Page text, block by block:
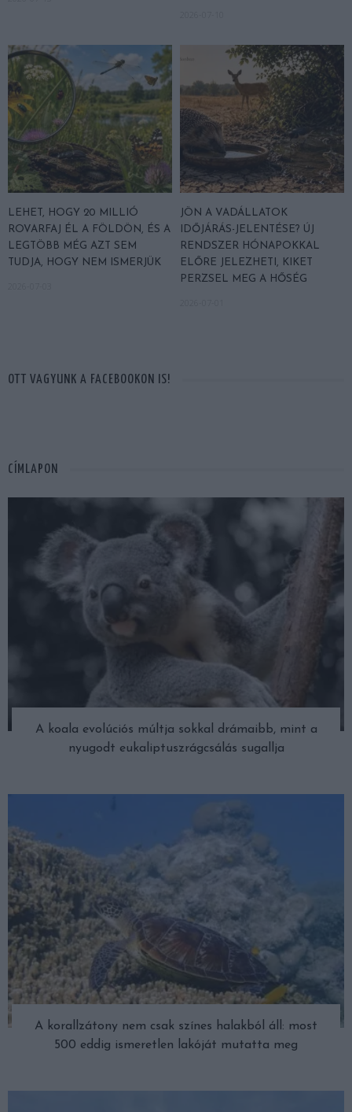
LEHET, HOGY 20 MILLIÓ
ROVARFAJ ÉL A FÖLDÖN, ÉS A
LEGTÖBB MÉG AZT SEM
TUDJA, HOGY NEM ISMERJÜK
JÖN A VADÁLLATOK
IDŐJÁRÁS-JELENTÉSE? ÚJ
RENDSZER HÓNAPOKKAL
ELŐRE JELEZHETI, KIKET
PERZSEL MEG A HŐSÉG
OTT VAGYUNK A FACEBOOKON IS!
CÍMLAPON
A koala evolúciós múltja sokkal drámaibb, mint a
nyugodt eukaliptuszrágcsálás sugallja
A korallzátony nem csak színes halakból áll: most
500 eddig ismeretlen lakóját mutatta meg